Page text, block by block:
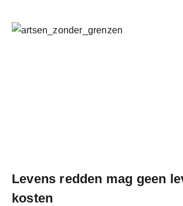
Levens redden mag geen
kosten